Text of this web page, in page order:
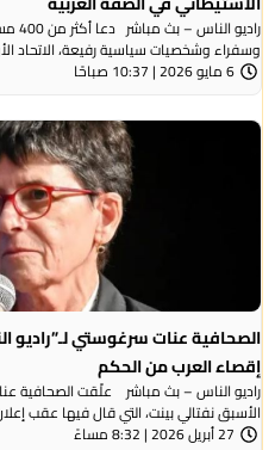
راديو
وسفراء وشخصيات سياسية رفيعة، الاتحاد
6 مايو 2026 | 10:37 صباحًا
الصحافية عنات سرغوستي لـ”راديو
إقصاء العرب من الحكم
راديو الناس – بث مباشر علّقت الصحافية
الأسبق نفتالي بينت، التي قال فيها عقب
27 أبريل 2026 | 8:32 مساءً